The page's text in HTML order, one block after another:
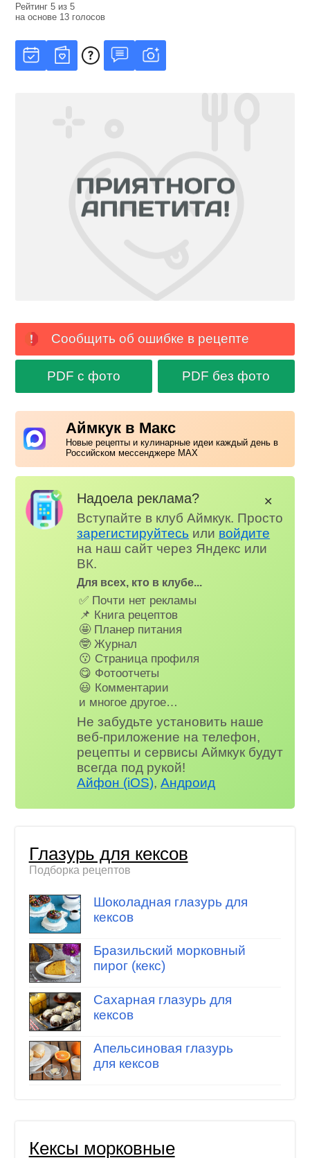
Рейтинг5 из5
на основе 13 голосов
Сообщить об ошибке в рецепте
PDF с фото PDF без фото
Аймкук в Макс
Новые рецепты и кулинарные идеи каждый день в
Российском мессенджере MAX
Надоела реклама?
Вступайте в клуб Аймкук. Просто
зарегистируйтесь или войдите
на наш сайт через Яндекс или
ВК.
Для всех, кто в клубе...
✅ Почти нет рекламы
📌 Книга рецептов
🤩 Планер питания
🤓 Журнал
😗 Страница профиля
😋 Фотоотчеты
😃 Комментарии
и многое другое…
Не забудьте установить наше
веб-приложение на телефон,
рецепты и сервисы Аймкук будут
всегда под рукой!
Айфон (iOS),Андроид
✕
Глазурь для кексов
Подборка рецептов
Шоколадная глазурь для
кексов
Бразильский морковный
пирог (кекс)
Сахарная глазурь для
кексов
Апельсиновая глазурь
для кексов
Кексы морковные